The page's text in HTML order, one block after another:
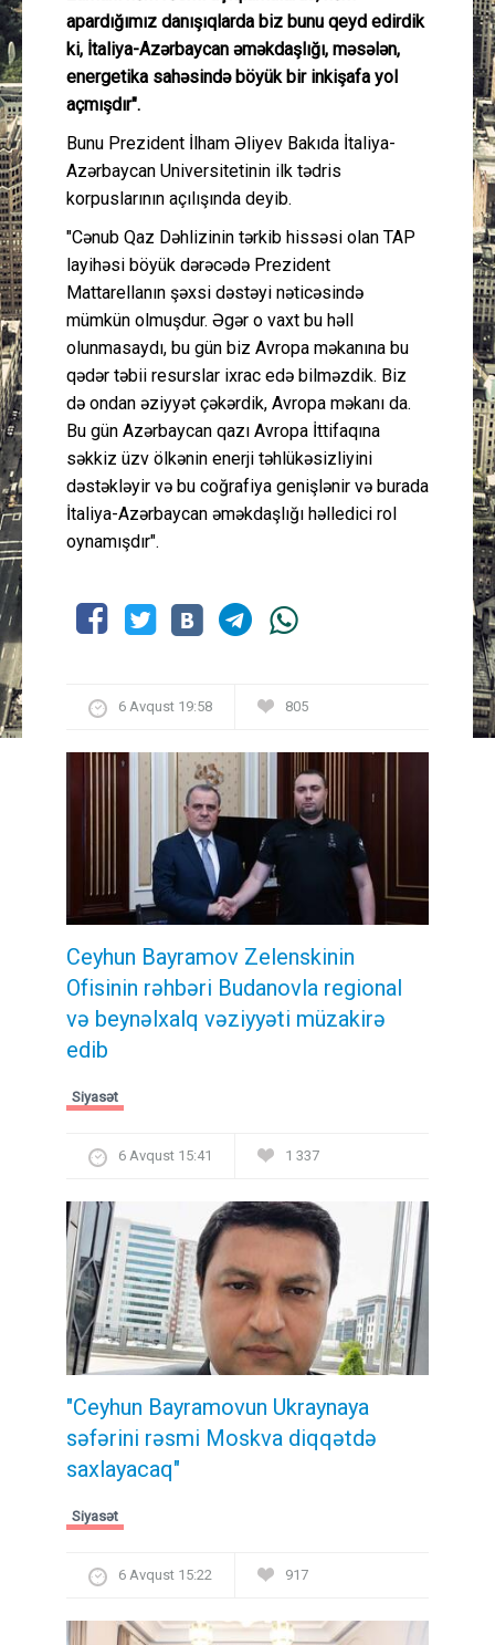
Əlaqə
apardığımız danışıqlarda biz bunu qeyd edirdik
ki, İtaliya-Azərbaycan əməkdaşlığı, məsələn,
energetika sahəsində böyük bir inkişafa yol
açmışdır".
Bunu Prezident İlham Əliyev Bakıda İtaliya-
Azərbaycan Universitetinin ilk tədris
korpuslarının açılışında deyib.
"Cənub Qaz Dəhlizinin tərkib hissəsi olan TAP
layihəsi böyük dərəcədə Prezident
Mattarellanın şəxsi dəstəyi nəticəsində
mümkün olmuşdur. Əgər o vaxt bu həll
olunmasaydı, bu gün biz Avropa məkanına bu
qədər təbii resurslar ixrac edə bilməzdik. Biz
də ondan əziyyət çəkərdik, Avropa məkanı da.
Bu gün Azərbaycan qazı Avropa İttifaqına
səkkiz üzv ölkənin enerji təhlükəsizliyini
dəstəkləyir və bu coğrafiya genişlənir və burada
İtaliya-Azərbaycan əməkdaşlığı həlledici rol
oynamışdır".
6 Avqust 19:58 805
Ceyhun Bayramov Zelenskinin
Ofisinin rəhbəri Budanovla regional
və beynəlxalq vəziyyəti müzakirə
edib
Siyasət
6 Avqust 15:41 1 337
"Ceyhun Bayramovun Ukraynaya
səfərini rəsmi Moskva diqqətdə
saxlayacaq"
Siyasət
6 Avqust 15:22 917